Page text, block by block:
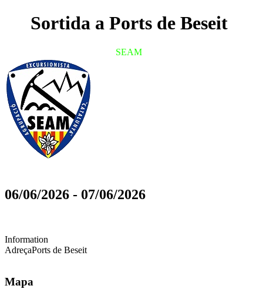
Sortida a Ports de Beseit
SEAM
06/06/2026 - 07/06/2026
Information
AdreçaPorts de Beseit
Mapa